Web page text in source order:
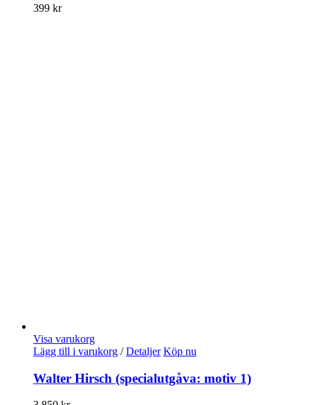
399 kr
Visa varukorg
Lägg till i varukorg / Detaljer Köp nu
Walter Hirsch (specialutgåva: motiv 1)